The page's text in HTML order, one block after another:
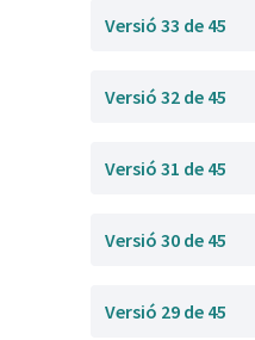
Versió 33 de 45
Versió 32 de 45
Versió 31 de 45
Versió 30 de 45
Versió 29 de 45